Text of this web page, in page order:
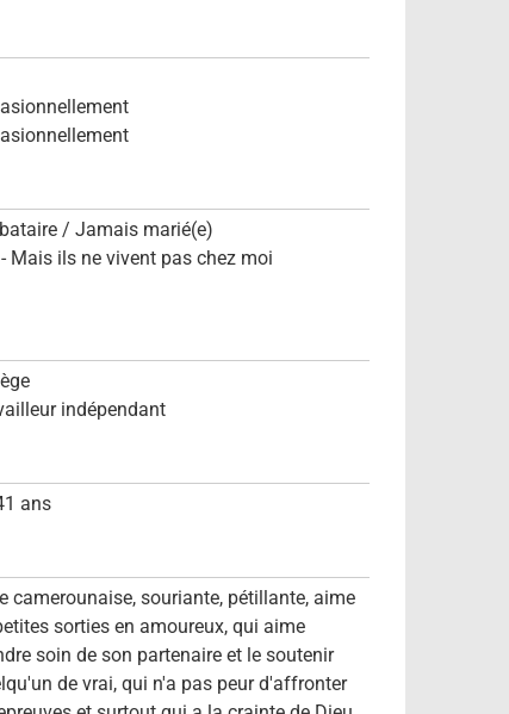
/ Jamais marié(e)
Mais ils ne vivent pas chez moi
indépendant
ans
camerounaise, souriante, pétillante, aime
sorties en amoureux, qui aime
soin de son partenaire et le soutenir
de vrai, qui n'a pas peur d'affronter